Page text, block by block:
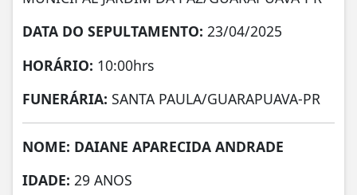
DATA DO SEPULTAMENTO: 23/04/2025
HORÁRIO: 10:00hrs
FUNERÁRIA: SANTA PAULA/GUARAPUAVA-PR
NOME: DAIANE APARECIDA ANDRADE
IDADE: 29 ANOS